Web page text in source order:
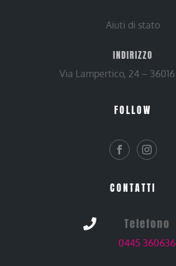
Aiuti di stato
INDIRIZZO
Via Lampertico, 24 –
FOLLOW
CONTATTI
 Telefono
0445 360636